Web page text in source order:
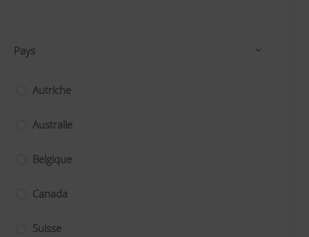
Pays
Autriche
Australie
Belgique
Canada
Suisse